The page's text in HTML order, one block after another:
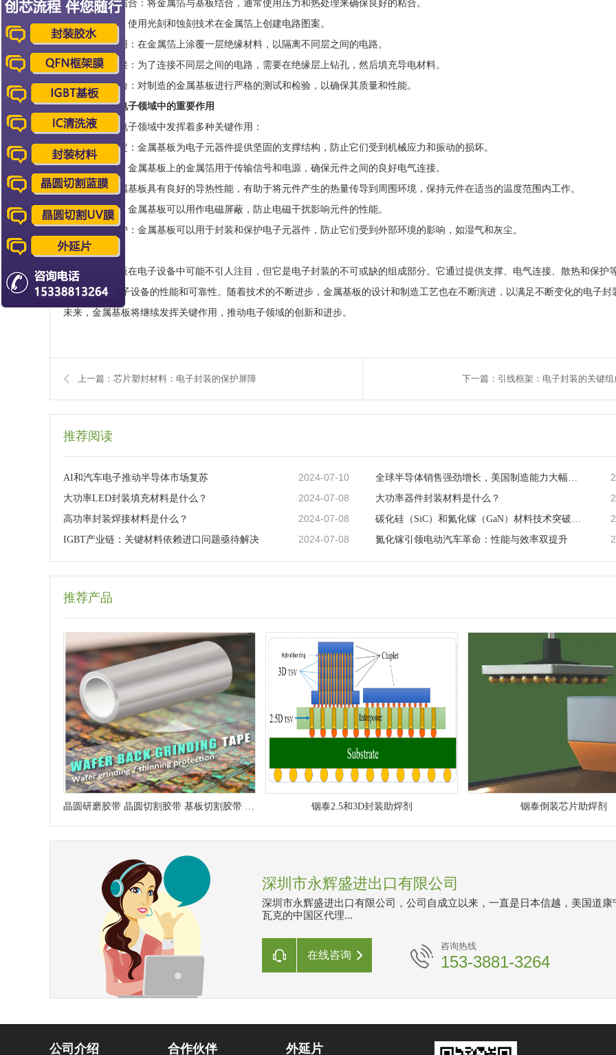
3. 箔与基板结合：将金属箔与基板结合，通常使用压力和热处理来确保良好的粘合。
4. 电路制作：使用光刻和蚀刻技术在金属箔上创建电路图案。
5. 绝缘层应用：在金属箔上涂覆一层绝缘材料，以隔离不同层之间的电路。
6. 钻孔和连接：为了连接不同层之间的电路，需要在绝缘层上钻孔，然后填充导电材料。
7. 测试和检验：对制造的金属基板进行严格的测试和检验，以确保其质量和性能。
金属基板在电子领域中的重要作用
金属基板在电子领域中发挥着多种关键作用：
1. 支撑和固定：金属基板为电子元器件提供坚固的支撑结构，防止它们受到机械应力和振动的损坏。
2. 电气连接：金属基板上的金属箔用于传输信号和电源，确保元件之间的良好电气连接。
3. 散热：金属基板具有良好的导热性能，有助于将元件产生的热量传导到周围环境，保持元件在适当的温度范围内工作。
4. 电磁屏蔽：金属基板可以用作电磁屏蔽，防止电磁干扰影响元件的性能。
5. 密封和防护：金属基板可以用于封装和保护电子元器件，防止它们受到外部环境的影响，如湿气和灰尘。
结论
虽然金属基板在电子设备中可能不引人注目，但它是电子封装的不可或缺的组成部分。它通过提供支撑、电气连接、散热和保护
用，确保了电子设备的性能和可靠性。随着技术的不断进步，金属基板的设计和制造工艺也在不断演进，以满足不断变化的电子封
未来，金属基板将继续发挥关键作用，推动电子领域的创新和进步。
上一篇：芯片塑封材料：电子封装的保护屏障 下一篇：引线框架：电子封装的关键组
推荐阅读
AI和汽车电子推动半导体市场复苏 2024-07-10 全球半导体销售强劲增长，美国制造能力大幅提升
大功率LED封装填充材料是什么？ 2024-07-08 大功率器件封装材料是什么？
高功率封装焊接材料是什么？ 2024-07-08 碳化硅（SiC）和氮化镓（GaN）材料技术突破，引领功率半导体新潮流
IGBT产业链：关键材料依赖进口问题亟待解决 2024-07-08 氮化镓引领电动汽车革命：性能与效率双提升
推荐产品
晶圆研磨胶带 晶圆切割胶带 基板切割胶带 清洁胶带 铟泰2.5和3D封装助焊剂 铟泰倒装芯片助焊剂
深圳市永辉盛进出口有限公司
深圳市永辉盛进出口有限公司，公司自成立以来，一直是日本信越，美国道康
瓦克的中国区代理...
在线咨询
咨询热线
153-3881-3264
公司介绍 合作伙伴 外延片